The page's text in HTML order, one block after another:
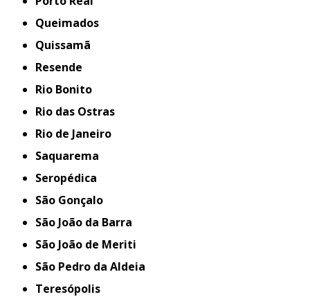
Queimados
Quissamã
Resende
Rio Bonito
Rio das Ostras
Rio de Janeiro
Saquarema
Seropédica
São Gonçalo
São João da Barra
São João de Meriti
São Pedro da Aldeia
Teresópolis